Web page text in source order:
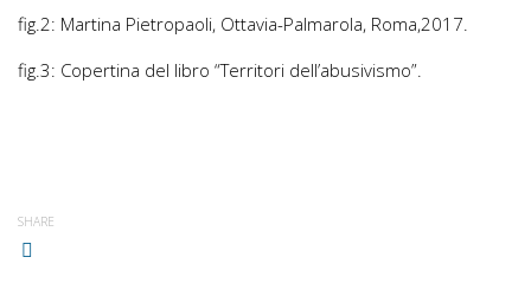
fig.2: Martina Pietropaoli, Ottavia-Palmarola, Roma,2017.
fig.3: Copertina del libro “Territori dell’abusivismo”.
SHARE